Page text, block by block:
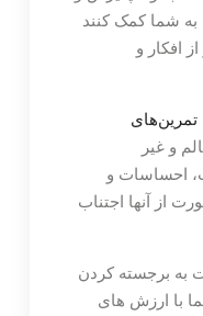
به شما کمک کنند
افکار و
تمرین‌های
و غیر
احساسات و
از آنها اجتناب
به برجسته کردن
با ارزش های